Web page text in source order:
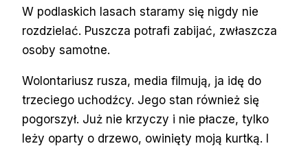
W podlaskich lasach staramy się nigdy nie
rozdzielać. Puszcza potrafi zabijać, zwłaszcza
osoby samotne.
Wolontariusz rusza, media filmują, ja idę do
trzeciego uchodźcy. Jego stan również się
pogorszył. Już nie krzyczy i nie płacze, tylko
leży oparty o drzewo, owinięty moją kurtką. I